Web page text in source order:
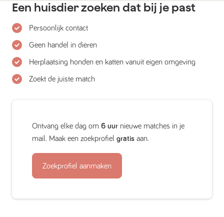
Een huisdier zoeken dat bij je past
Persoonlijk contact
Geen handel in dieren
Herplaatsing honden en katten vanuit eigen omgeving
Zoekt de juiste match
Ontvang elke dag om 6 uur nieuwe matches in je
mail. Maak een zoekprofiel gratis aan.
Zoekprofiel aanmaken